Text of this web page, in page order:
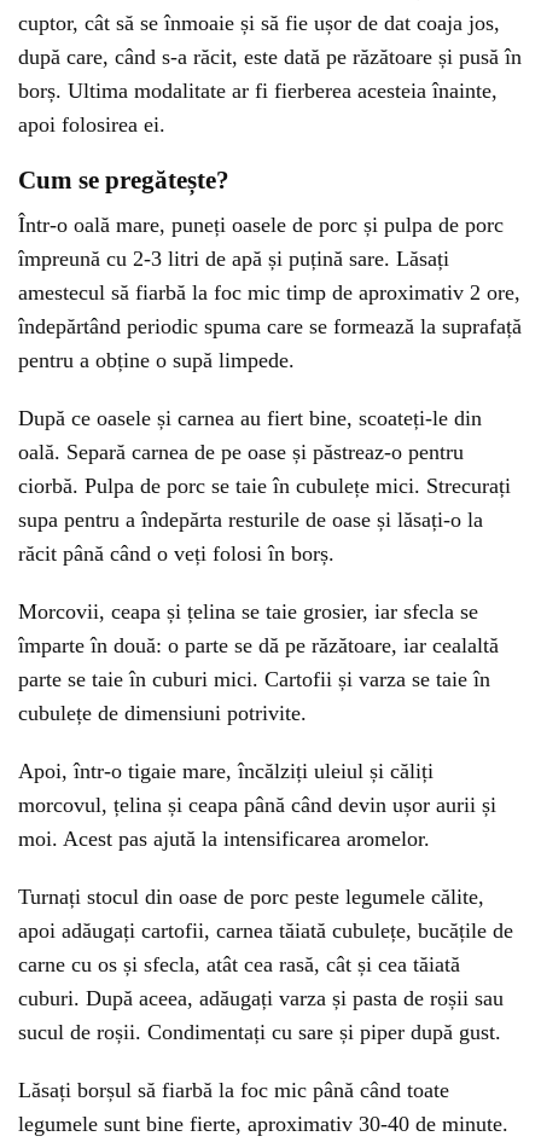
cuptor, cât să se înmoaie și să fie ușor de dat coaja jos,
după care, când s-a răcit, este dată pe răzătoare și pusă în
borș. Ultima modalitate ar fi fierberea acesteia înainte,
apoi folosirea ei.
Cum se pregătește?
Într-o oală mare, puneți oasele de porc și pulpa de porc
împreună cu 2-3 litri de apă și puțină sare. Lăsați
amestecul să fiarbă la foc mic timp de aproximativ 2 ore,
îndepărtând periodic spuma care se formează la suprafață
pentru a obține o supă limpede.
După ce oasele și carnea au fiert bine, scoateți-le din
oală. Separă carnea de pe oase și păstreaz-o pentru
ciorbă. Pulpa de porc se taie în cubulețe mici. Strecurați
supa pentru a îndepărta resturile de oase și lăsați-o la
răcit până când o veți folosi în borș.
Morcovii, ceapa și țelina se taie grosier, iar sfecla se
împarte în două: o parte se dă pe răzătoare, iar cealaltă
parte se taie în cuburi mici. Cartofii și varza se taie în
cubulețe de dimensiuni potrivite.
Apoi, într-o tigaie mare, încălziți uleiul și căliți
morcovul, țelina și ceapa până când devin ușor aurii și
moi. Acest pas ajută la intensificarea aromelor.
Turnați stocul din oase de porc peste legumele călite,
apoi adăugați cartofii, carnea tăiată cubulețe, bucățile de
carne cu os și sfecla, atât cea rasă, cât și cea tăiată
cuburi. După aceea, adăugați varza și pasta de roșii sau
sucul de roșii. Condimentați cu sare și piper după gust.
Lăsați borșul să fiarbă la foc mic până când toate
legumele sunt bine fierte, aproximativ 30-40 de minute.